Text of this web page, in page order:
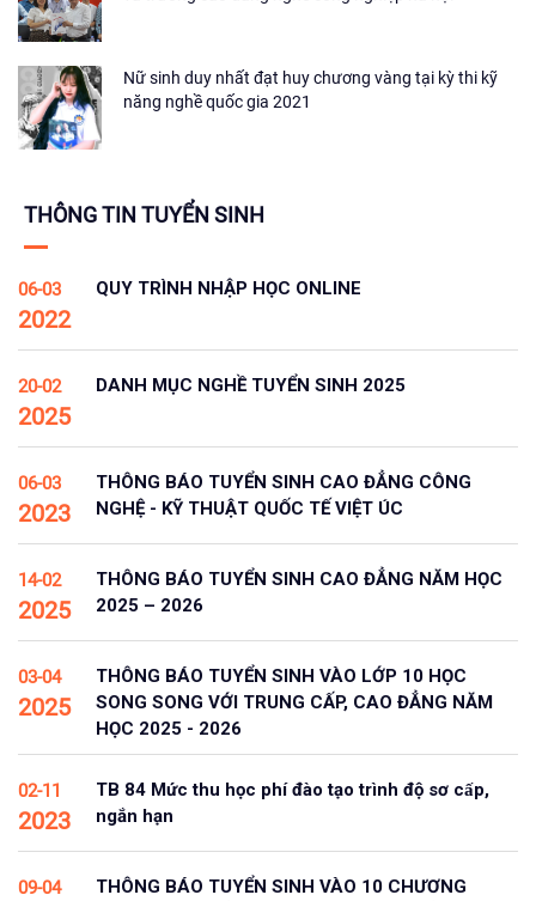
Nữ sinh duy nhất đạt huy chương vàng tại kỳ thi kỹ
năng nghề quốc gia 2021
THÔNG TIN TUYỂN SINH
06-03
2022
QUY TRÌNH NHẬP HỌC ONLINE
20-02
2025
DANH MỤC NGHỀ TUYỂN SINH 2025
06-03
2023
THÔNG BÁO TUYỂN SINH CAO ĐẲNG CÔNG
NGHỆ - KỸ THUẬT QUỐC TẾ VIỆT ÚC
14-02
2025
THÔNG BÁO TUYỂN SINH CAO ĐẲNG NĂM HỌC
2025 – 2026
03-04
2025
THÔNG BÁO TUYỂN SINH VÀO LỚP 10 HỌC
SONG SONG VỚI TRUNG CẤP, CAO ĐẲNG NĂM
HỌC 2025 - 2026
02-11
2023
TB 84 Mức thu học phí đào tạo trình độ sơ cấp,
ngắn hạn
09-04
THÔNG BÁO TUYỂN SINH VÀO 10 CHƯƠNG